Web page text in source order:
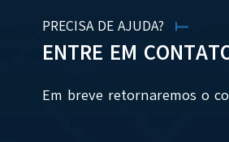
PRECISA DE AJUDA?
ENTRE EM
Em breve retornaremos o